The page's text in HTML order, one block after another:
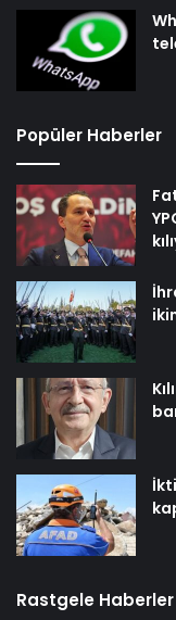
Popüler Haberler
Rastgele Haberler